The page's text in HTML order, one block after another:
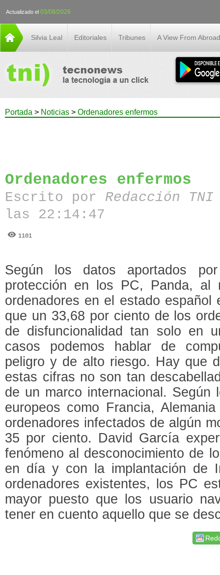
Actualizado el 03/08/2026
Silvia Leal Editoriales Tribunes A View From Abroad
Portada > Noticias > Ordenadores enfermos
Ordenadores enfermos
Escrito por Redacción
las 22:14:47
1101
Según los datos aportados
protección en los PC, Panda, al
ordenadores en el estado español
que un 33,68 por ciento de los
de disfuncionalidad tan solo en
casos podemos hablar de
peligro y de alto riesgo. Hay que
estas cifras no son tan
de un marco internacional.
europeos como Francia,
ordenadores infectados de algún
35 por ciento. David García
fenómeno al desconocimiento de
en día y con la implantación de
ordenadores existentes, los PC
mayor puesto que los usuario
tener en cuento aquello que se